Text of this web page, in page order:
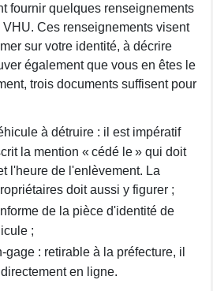
fournir quelques renseignements
Ces renseignements visent
sur votre identité, à décrire
également que vous en êtes le
trois documents suffisent pour
à détruire : il est impératif
la mention « cédé le » qui doit
l'heure de l'enlèvement. La
doit aussi y figurer ;
de la pièce d'identité de
;
gage : retirable à la préfecture, il
en ligne.